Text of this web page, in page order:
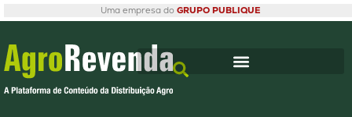
Uma empresa do GRUPO PUBLIQUE